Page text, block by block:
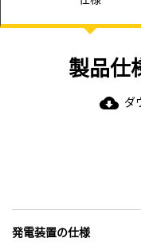
製品仕
cloud_download ダ
発電装置の仕様